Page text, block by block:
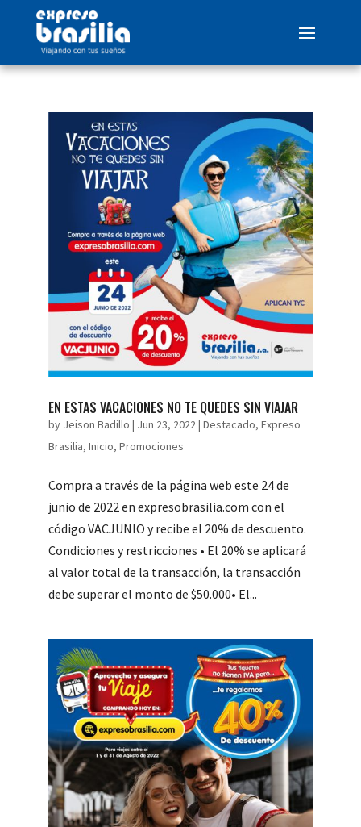
EN ESTAS VACACIONES NO TE QUEDES SIN VIAJAR
by Jeison Badillo | Jun 23, 2022| Destacado, Expreso
Brasilia, Inicio, Promociones
Compra a través de la página web este 24 de
junio de 2022 en expresobrasilia.com con el
código VACJUNIO y recibe el 20% de descuento.
Condiciones y restricciones • El 20% se aplicará
al valor total de la transacción, la transacción
debe superar el monto de $50.000• El...